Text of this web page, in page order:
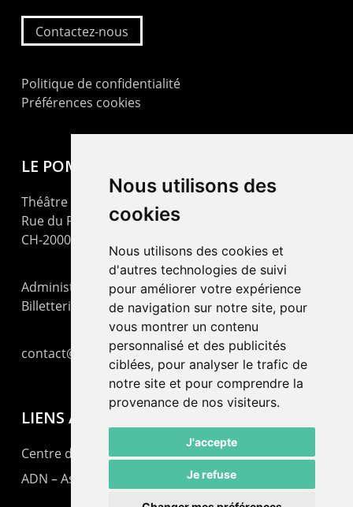
Nous utilisons des
cookies
Nous utilisons des cookies et
d'autres technologies de suivi
pour améliorer votre expérience
de navigation sur notre site, pour
vous montrer un contenu
personnalisé et des publicités
ciblées, pour analyser le trafic de
notre site et pour comprendre la
provenance de nos visiteurs.
J'accepte
Je refuse
Contactez-nous
Politique de confidentialité
Préférences cookies
LE POMMIER
Théâtre – Centre Culturel Neuchâtelois
Rue du Pommier 9
CH-2000 Neuchâtel
Administration : +41 32 725 03 03
Billetterie : +41 32 725 05 05
contact@lepommier.ch
LIENS AMIS
Centre de culture ABC
ADN – Association Danse Neuchâtel